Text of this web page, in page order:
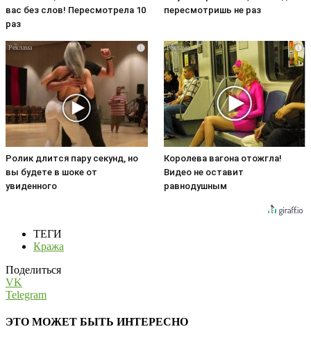
вас без слов! Пересмотрела 10
раз
пересмотришь не раз
i
Ролик длится пару секунд, но
вы будете в шоке от
увиденного
i
Королева вагона отожгла!
Видео не оставит
равнодушным
ТЕГИ
Кража
Поделиться
VK
Telegram
ЭТО МОЖЕТ БЫТЬ ИНТЕРЕСНО